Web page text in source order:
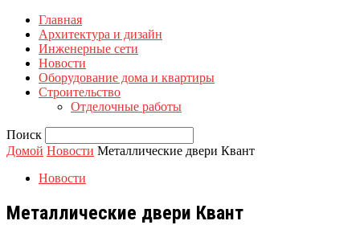
Главная
Архитектура и дизайн
Инженерные сети
Новости
Оборудование дома и квартиры
Строительство
Отделочные работы
Поиск
Домой Новости Металлические двери Квант
Новости
Металлические двери Квант